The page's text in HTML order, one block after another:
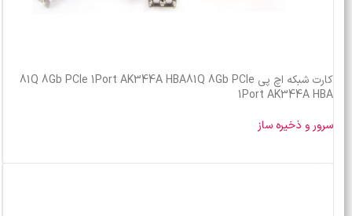
کارت شبکه اچ پی 81Q 8Gb PCIe 1Port AK344A HBA81Q 8Gb PCIe
1Port AK344A HBA
سرور و ذخیره ساز